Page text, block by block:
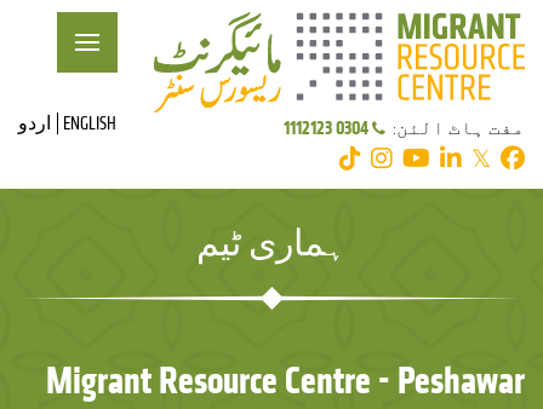
مفت ہاٹ الئن: 0304 1112123
𝕏
ENGLISH اردو
ہماری ٹیم
Migrant Resource Centre - Peshawar